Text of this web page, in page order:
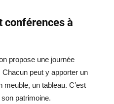
conférences à
propose une journée
Chacun peut y apporter un
meuble, un tableau. C’est
patrimoine.